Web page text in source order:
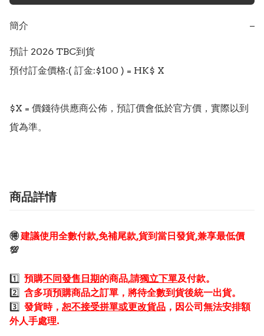
簡介 −
預計 2026 TBC到貨
預付訂金價格:( 訂金:$100 ) = HK$ X
$X = 價錢待供應商公佈，預訂價會低於官方價，實際以到
貨為準。
商品詳情
🉐建議使用全數付款,免補尾款,貨到當日發貨,兼享最低價
💯
1️⃣ 預購不同發售日期的商品,請獨立下單及付款。
2️⃣ 含多項預購商品之訂單，將待全數到貨後統一出貨。
3️⃣ 發貨時， 恕不接受拼單或更改貨品 ，因公司無法安排額
外人手處理.